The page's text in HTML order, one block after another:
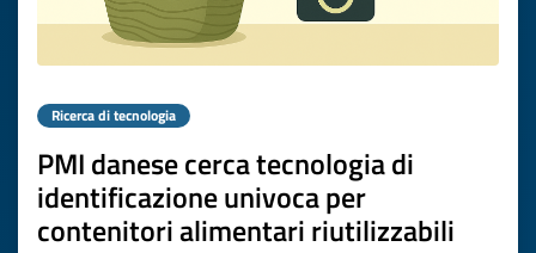
Ricerca di tecnologia
PMI danese cerca tecnologia di
identificazione univoca per
contenitori alimentari riutilizzabili